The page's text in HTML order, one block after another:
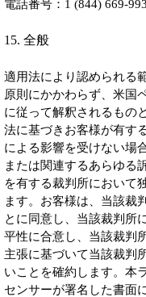
電話番号：1 (844) 669-
15. 全般
適用法により認められる
原則にかかわらず、米国
に従って解釈されるもの
法に基づきお客様が有す
による影響を受けない場
または関連するあらゆる
を有する裁判所において
ます。お客様は、当該裁
とに同意し、当該裁判所
平性に合意し、当該裁判
主張に基づいて当該裁判
いことを確約します。本
センサーが署名した書面